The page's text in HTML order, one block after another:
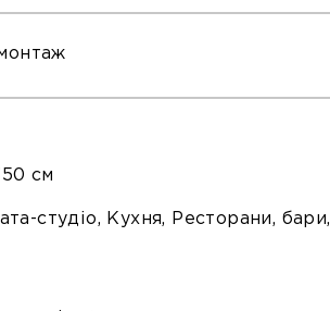
см
студіо, Кухня, Ресторани, бари,